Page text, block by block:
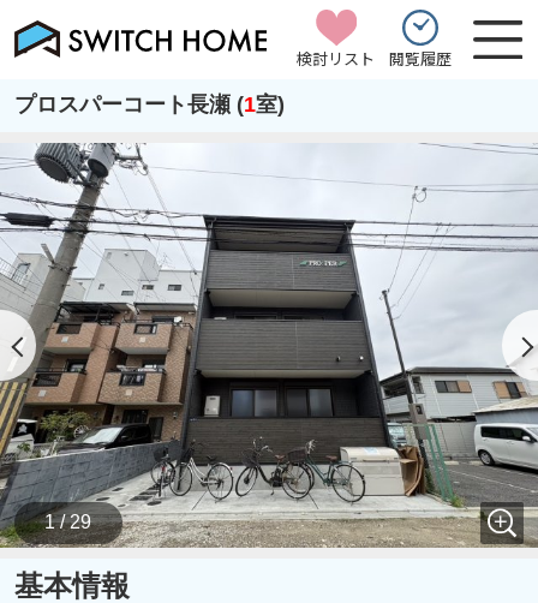
検討リスト 閲覧履歴
プロスパーコート長瀬 (1室)
1 / 29
基本情報